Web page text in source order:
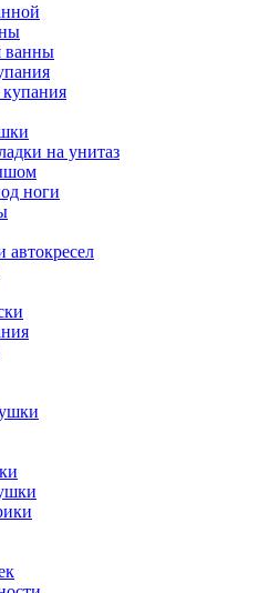
ванны
на унитаз
ноги
автокресел